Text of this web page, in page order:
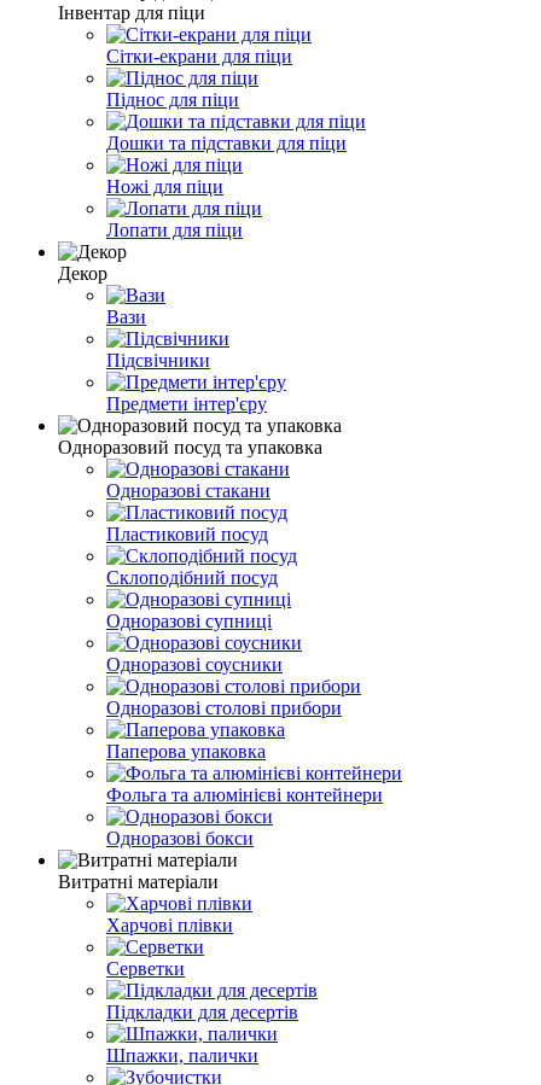
Інвентар для піци
Сітки-екрани для піци
Піднос для піци
Дошки та підставки для піци
Ножі для піци
Лопати для піци
Декор
Вази
Підсвічники
Предмети інтер'єру
Одноразовий посуд та упаковка
Одноразові стакани
Пластиковий посуд
Склоподібний посуд
Одноразові супниці
Одноразові соусники
Одноразові столові прибори
Паперова упаковка
Фольга та алюмінієві контейнери
Одноразові бокси
Витратні матеріали
Харчові плівки
Серветки
Підкладки для десертів
Шпажки, палички